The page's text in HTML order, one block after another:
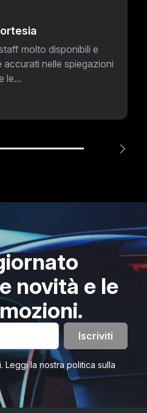
molto disponibili e
nelle spiegazioni
le...
novità e le
Iscriviti
Leggi la nostra politica sulla